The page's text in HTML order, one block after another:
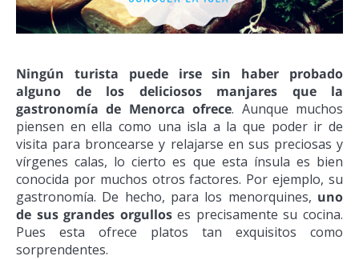
Ningún turista puede irse sin haber probado
alguno de los deliciosos manjares que la
gastronomía de Menorca ofrece. Aunque muchos
piensen en ella como una isla a la que poder ir de
visita para broncearse y relajarse en sus preciosas y
vírgenes calas, lo cierto es que esta ínsula es bien
conocida por muchos otros factores. Por ejemplo, su
gastronomía. De hecho, para los menorquines, uno
de sus grandes orgulloses precisamente su cocina.
Pues esta ofrece platos tan exquisitos como
sorprendentes.